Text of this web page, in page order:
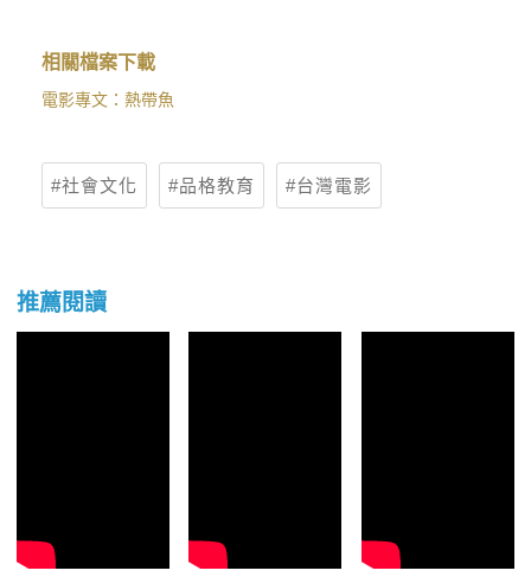
相關檔案下載
電影專文：熱帶魚
社會文化 品格教育 台灣電影
推薦閱讀